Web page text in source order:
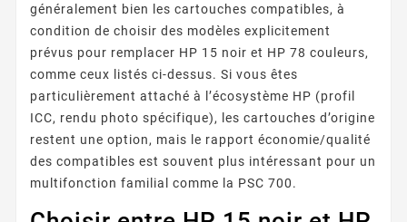
généralement bien les cartouches compatibles, à
condition de choisir des modèles explicitement
prévus pour remplacer HP 15 noir et HP 78 couleurs,
comme ceux listés ci-dessus. Si vous êtes
particulièrement attaché à l’écosystème HP (profil
ICC, rendu photo spécifique), les cartouches d’origine
restent une option, mais le rapport économie/qualité
des compatibles est souvent plus intéressant pour un
multifonction familial comme la PSC 700.